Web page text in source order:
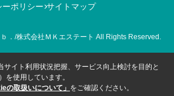
ポリシー サイトマップ
．/株式会社ＭＫエステート All Rights Reserved.
サイト利用状況把握、サービス向上検討を目的と
を使用しています。
の取扱いについて」 をご確認ください。